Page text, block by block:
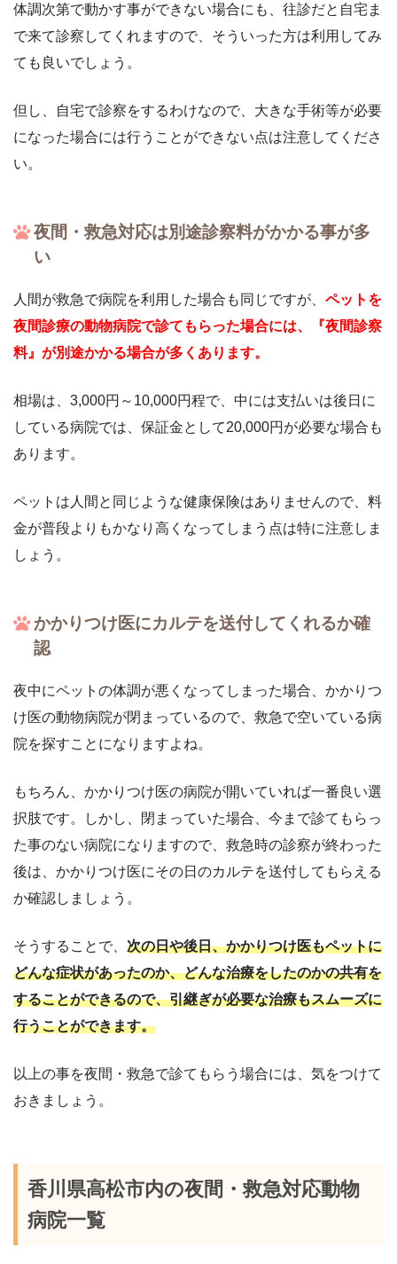
体調次第で動かす事ができない場合にも、往診だと自宅ま
で来て診察してくれますので、そういった方は利用してみ
ても良いでしょう。
但し、自宅で診察をするわけなので、大きな手術等が必要
になった場合には行うことができない点は注意してくださ
い。
夜間・救急対応は別途診察料がかかる事が多
い
人間が救急で病院を利用した場合も同じですが、 ペットを
夜間診療の動物病院で診てもらった場合には、『夜間診察
料』が別途かかる場合が多くあります。
相場は、3,000円～10,000円程で、中には支払いは後日に
している病院では、保証金として20,000円が必要な場合も
あります。
ペットは人間と同じような健康保険はありませんので、料
金が普段よりもかなり高くなってしまう点は特に注意しま
しょう。
かかりつけ医にカルテを送付してくれるか確
認
夜中にペットの体調が悪くなってしまった場合、かかりつ
け医の動物病院が閉まっているので、救急で空いている病
院を探すことになりますよね。
もちろん、かかりつけ医の病院が開いていれば一番良い選
択肢です。しかし、閉まっていた場合、今まで診てもらっ
た事のない病院になりますので、救急時の診察が終わった
後は、かかりつけ医にその日のカルテを送付してもらえる
か確認しましょう。
そうすることで、 次の日や後日、かかりつけ医もペットに
どんな症状があったのか、どんな治療をしたのかの共有を
することができるので、引継ぎが必要な治療もスムーズに
行うことができます。
以上の事を夜間・救急で診てもらう場合には、気をつけて
おきましょう。
香川県高松市内の夜間・救急対応動物
病院一覧